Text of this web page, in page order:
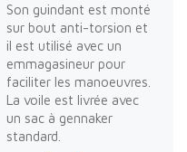
Son guindant est monté
sur bout anti-torsion et
il est utilisé avec un
emmagasineur pour
faciliter les manoeuvres.
La voile est livrée avec
un sac à gennaker
standard.